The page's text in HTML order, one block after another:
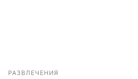
РАЗВЛЕЧЕНИЯ